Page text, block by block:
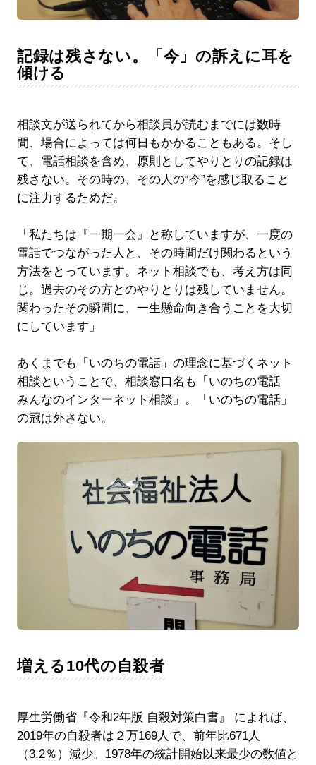
記録は残さない。「今」の訴えに耳を
傾ける
相談文が送られてから相談員が読むまでには数時
間、場合によっては何日もかかることもある。そし
て、電話相談を含め、原則としてやりとりの記録は
残さない。その時の、その人の“今”を感じ取ること
に注力するためだ。
「私たちは『一期一会』と称していますが、一度の
電話でつながった人と、その時間だけ関わるという
方法をとっています。ネット相談でも、考え方は同
じ。過去のその方とのやりとりは残していません。
関わったその瞬間に、一生懸命向き合うことを大切
にしています」
あくまでも「いのちの電話」の理念に基づくネット
相談ということで、相談窓口名も「いのちの電話
みんなのインターネット相談」。「いのちの電話」
の冠は外さない。
増える10代の自殺者
厚生労働省『令和2年版 自殺対策白書』 によれば、
2019年の自殺者は２万169人で、前年比671人
（3.2％）減少。1978年の統計開始以来最少の数値と